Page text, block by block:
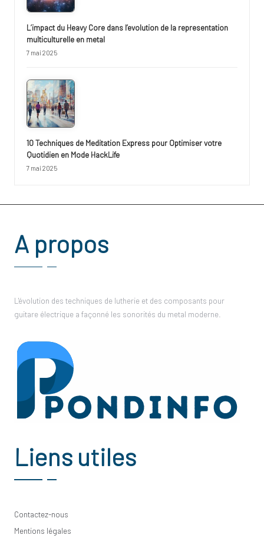
L’impact du Heavy Core dans l’evolution de la representation
multiculturelle en metal
7 mai 2025
10 Techniques de Meditation Express pour Optimiser votre
Quotidien en Mode HackLife
7 mai 2025
A propos
L'évolution des techniques de lutherie et des composants pour
guitare électrique a façonné les sonorités du metal moderne.
Liens utiles
Contactez-nous
Mentions légales